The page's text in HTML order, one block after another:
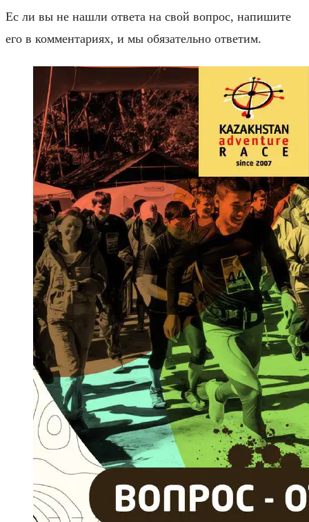
Ес ли вы не нашли ответа на свой вопрос, напишите
его в комментариях, и мы обязательно ответим.